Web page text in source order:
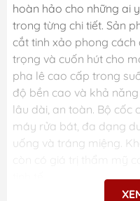
hoàn hảo cho những ai
trong từng chi tiết. Sản
cắt tinh xảo phong cách
trọng và cuốn hút cho
pha lê cao cấp trong
độ bền cao và khả
lâu dài, an toàn. Bộ cốc
máy rửa bát, đa dạng
uống và tráng miệng.